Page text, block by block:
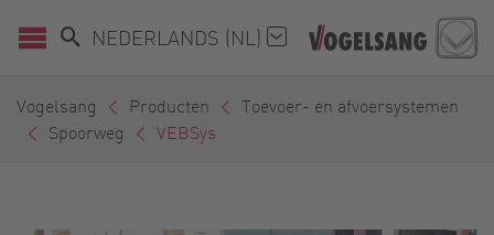
NEDERLANDS (NL)
Vogelsang Producten
Toevoer- en afvoersystemen
Spoorweg
VEBSys